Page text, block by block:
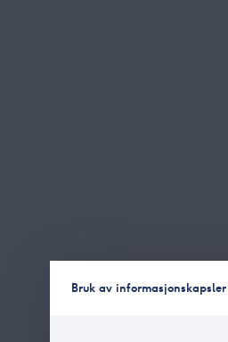
Bruk av informasjonskapsler